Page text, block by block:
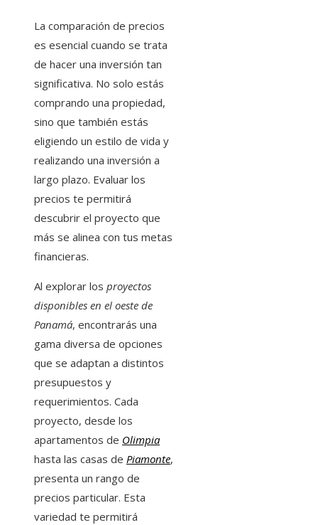
La comparación de precios
es esencial cuando se trata
de hacer una inversión tan
significativa. No solo estás
comprando una propiedad,
sino que también estás
eligiendo un estilo de vida y
realizando una inversión a
largo plazo. Evaluar los
precios te permitirá
descubrir el proyecto que
más se alinea con tus metas
financieras.
Al explorar los proyectos
disponibles en el oeste de
Panamá, encontrarás una
gama diversa de opciones
que se adaptan a distintos
presupuestos y
requerimientos. Cada
proyecto, desde los
apartamentos de Olimpia
hasta las casas de Piamonte,
presenta un rango de
precios particular. Esta
variedad te permitirá